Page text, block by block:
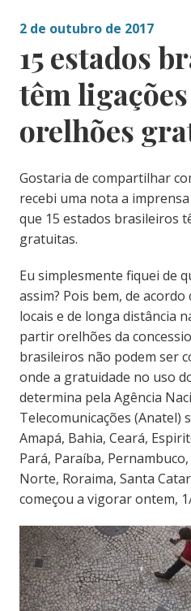
2 de outubro de 2017
15 estados
têm
orelhões
Gostaria de compartilhar
recebi uma nota a
que 15 estados brasileiros
gratuitas.
Eu simplesmente fiquei de
assim? Pois bem, de
locais e de longa distância
partir orelhões da
brasileiros não podem ser
onde a gratuidade no uso
determina pela Agência
Telecomunicações (Anatel)
Amapá, Bahia, Ceará,
Pará, Paraíba,
Norte, Roraima, Santa
começou a vigorar ontem,